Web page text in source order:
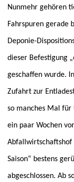
Nunmehr gehören
Fahrspuren gerade
Deponie-
dieser Befestigung
geschaffen wurde.
Zufahrt zur
so manches Mal
ein paar Wochen
Abfallwirtschaftshof
Saison“ bestens
abgeschlossen. Ab